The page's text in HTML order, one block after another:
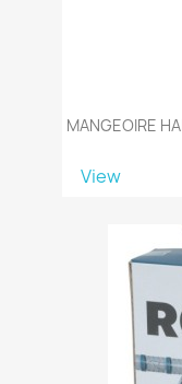
MANGEOIRE
View